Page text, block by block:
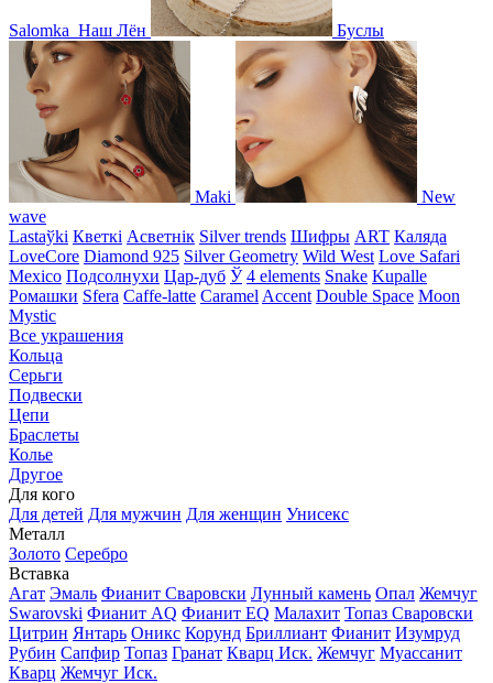
Salomka Наш Лён Буслы
Maki
New
wave
Lastaўki Кветкі Асветнiк Silver trends Шифры ART Каляда
LoveCore Diamond 925 Silver Geometry Wild West Love Safari
Mexico Подсолнухи Цар-дуб Ў 4 elements Snake Kupalle
Ромашки Sfera Caffe-latte Caramel Accent Double Space Moon
Mystic
Все украшения
Кольца
Серьги
Подвески
Цепи
Браслеты
Колье
Другое
Для кого
Для детей Для мужчин Для женщин Унисекс
Металл
Золото Серебро
Вставка
Агат Эмаль Фианит Сваровски Лунный камень Опал Жемчуг
Swarovski Фианит AQ Фианит EQ Малахит Топаз Сваровски
Цитрин Янтарь Оникс Корунд Бриллиант Фианит Изумруд
Рубин Сапфир Топаз Гранат Кварц Иск. Жемчуг Муассанит
Кварц Жемчуг Иск.